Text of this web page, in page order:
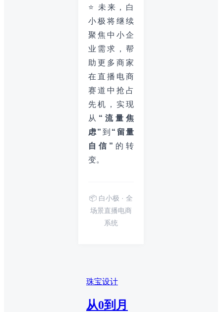
⭐ 未来，白
小极将继续
聚焦中小企
业需求，帮
助更多商家
在直播电商
赛道中抢占
先机，实现
从 “流量焦
虑” 到 “留量
自信” 的转
变。
📦 白小极 · 全
场景直播电商
系统
珠宝设计
从0到月